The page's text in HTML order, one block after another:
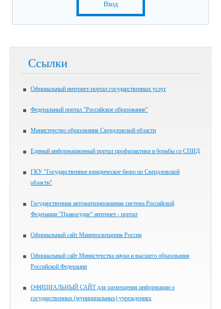
Вход
Ссылки
Официальный интернет-портал государственных услуг
Федеральный портал "Российское образование"
Министерство образования Свердловской области
Единый информационный портал профилактики и борьбы со СПИД
ГКУ "Государственное юридическое бюро по Свердловской
области"
Государственная автоматизированная система Российской
Федерации "Правосудие" интернет - портал
Официальный сайт Минпросвещения России
Официальный сайт Министерства науки и высшего образования
Российской Федерации
ОФИЦИАЛЬНЫЙ САЙТ для размещения информации о
государственных (муниципальных) учреждениях